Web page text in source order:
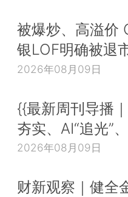
被爆炒、高溢价
银LOF明确被退
2026年08月09日
{{最新周刊导播
夯实、AI“追光”
2026年08月09日
财新观察｜健全